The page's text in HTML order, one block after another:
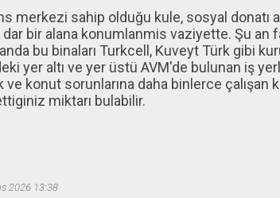
merkezi sahip olduğu kule, sosyal donatı
dar bir alana konumlanmis vaziyette. Şu an
bu binaları Turkcell, Kuveyt Türk gibi
yer altı ve yer üstü AVM'de bulunan iş
ve konut sorunlarına daha binlerce çalışan
miktarı bulabilir.
2026 13:38